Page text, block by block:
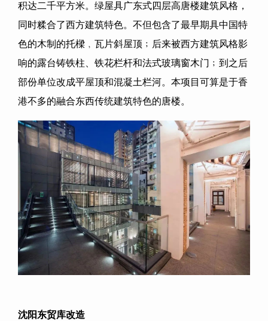
积达二千平方米。绿屋具广东式四层高唐楼建筑风格，
同时糅合了西方建筑特色。不但包含了最早期具中国特
色的木制的托樑﹐瓦片斜屋顶﹔后来被西方建筑风格影
响的露台铸铁柱、铁花栏杆和法式玻璃窗木门﹔到之后
部份单位改成平屋顶和混凝土栏河。本项目可算是于香
港不多的融合东西传统建筑特色的唐楼。
沈阳东贸库改造